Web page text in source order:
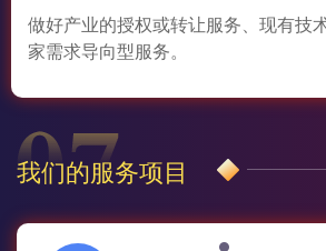
做好产业的授权或转让服务、现有技
家需求导向型服务。
我们的服务项目